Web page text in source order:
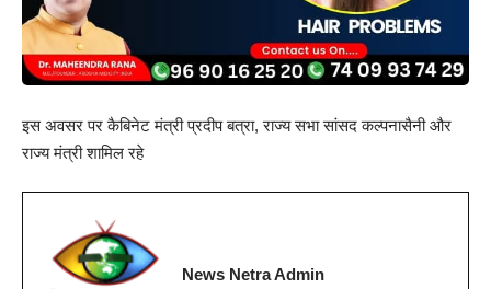
इस अवसर पर कैबिनेट मंत्री प्रदीप बत्रा, राज्य सभा सांसद कल्पनासैनी और
राज्य मंत्री शामिल रहे
News Netra Admin